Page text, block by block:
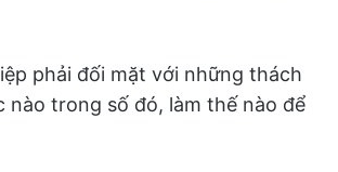
phải đối mặt với những thách
nào trong số đó, làm thế nào để